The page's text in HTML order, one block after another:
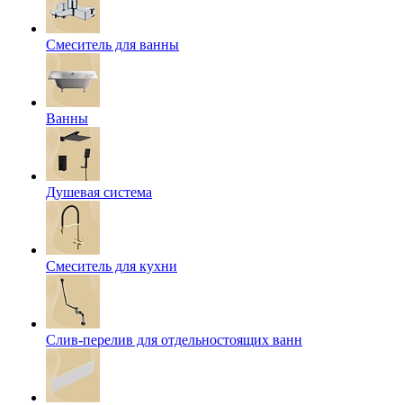
Смеситель для ванны
Ванны
Душевая система
Смеситель для кухни
Слив-перелив для отдельностоящих ванн